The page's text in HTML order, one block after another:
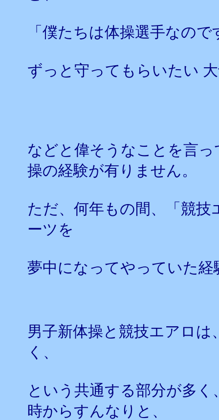
「僕たちは体操選手なの
ずっと守ってもらいたい
などと偉そうなことを言
操の経験が有りません。
ただ、何年もの間、「競
ーツを
夢中になってやっていた経
男子新体操と競技エアロ
く、
という共通する部分が多
時からすんなりと、